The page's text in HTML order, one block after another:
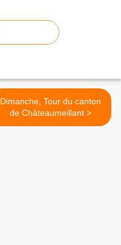
Dimanche, Tour du canton
de Châteaumeillant >